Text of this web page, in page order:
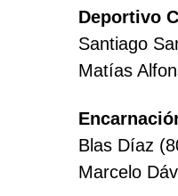
Deportivo
Santiago
Matías
Blas Díaz
Marcelo